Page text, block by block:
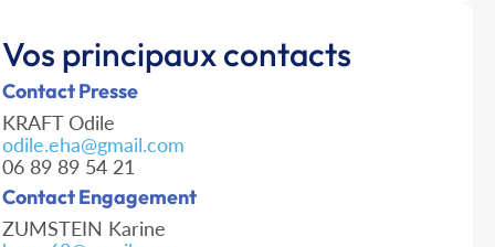
Vos principaux contacts
Contact Presse
KRAFT Odile
odile.eha@gmail.com
06 89 89 54 21
Contact Engagement
ZUMSTEIN Karine